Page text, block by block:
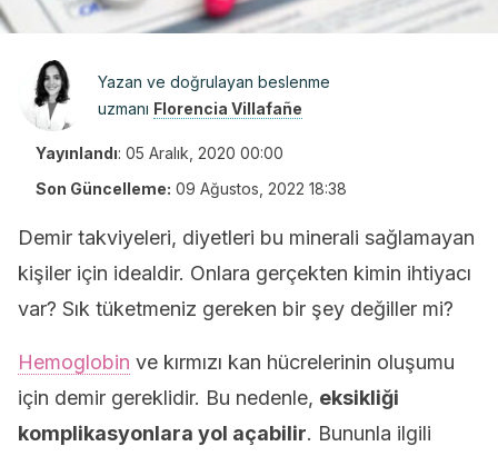
Yazan ve doğrulayan beslenme
uzmanı Florencia Villafañe
Yayınlandı: 05 Aralık, 2020 00:00
Son Güncelleme: 09 Ağustos, 2022 18:38
Demir takviyeleri, diyetleri bu minerali sağlamayan
kişiler için idealdir. Onlara gerçekten kimin ihtiyacı
var? Sık tüketmeniz gereken bir şey değiller mi?
Hemoglobin ve kırmızı kan hücrelerinin oluşumu
için demir gereklidir. Bu nedenle, eksikliği
komplikasyonlara yol açabilir. Bununla ilgili